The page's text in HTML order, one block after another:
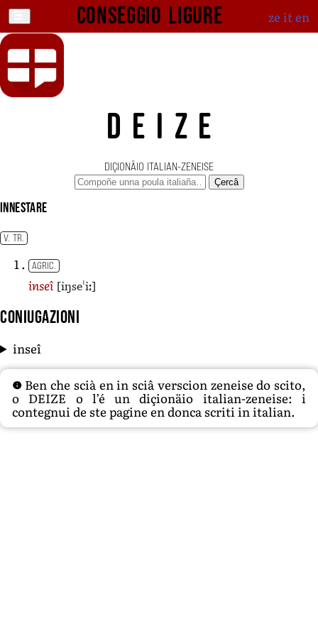
Conseggio ligure ze iten
DEIZE
DIÇIONÄIO ITALIAN-ZENEISE
Çercâ
innestare
V. TR.
AGRIC.
inseî [iŋseˈiː]
Coniugazioni
inseî
Ben che scià en in sciâ verscion zeneise do scito,
o DEIZE o l’é un diçionäio italian-zeneise: i
contegnui de ste pagine en donca scriti in italian.